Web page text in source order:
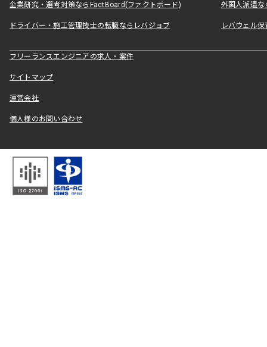
企業研究・選考対策ならFactBoard(ファクトボード) 外国人派遣な
ドライバー・施工管理技士の転職ならレバジョブ レバウェル
フリーランスエンジニアの求人・案件
サイトマップ
運営会社
個人様のお問い合わせ